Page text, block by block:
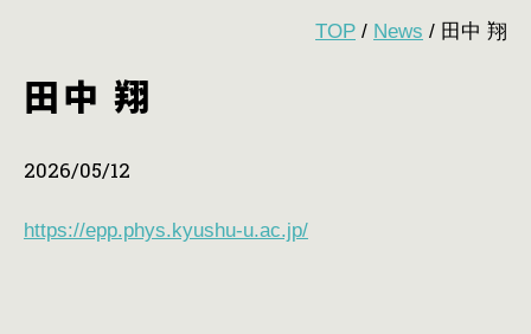
TOP / News / 田中 翔
田中 翔
2026/05/12
https://epp.phys.kyushu-u.ac.jp/